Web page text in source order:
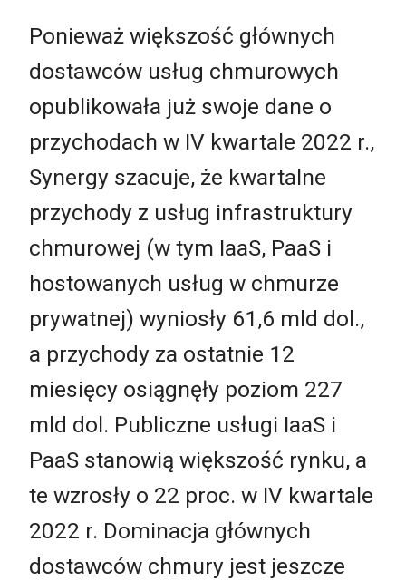
Ponieważ większość głównych
dostawców usług chmurowych
opublikowała już swoje dane o
przychodach w IV kwartale 2022 r.,
Synergy szacuje, że kwartalne
przychody z usług infrastruktury
chmurowej (w tym IaaS, PaaS i
hostowanych usług w chmurze
prywatnej) wyniosły 61,6 mld dol.,
a przychody za ostatnie 12
miesięcy osiągnęły poziom 227
mld dol. Publiczne usługi IaaS i
PaaS stanowią większość rynku, a
te wzrosły o 22 proc. w IV kwartale
2022 r. Dominacja głównych
dostawców chmury jest jeszcze